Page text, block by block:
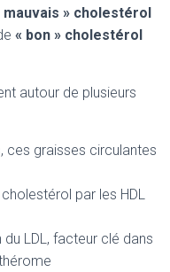
» cholestérol
« bon » cholestérol
autour de plusieurs
, ces graisses circulantes
par les HDL
LDL, facteur clé dans